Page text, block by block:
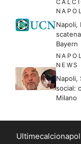
Napoli,
Bayern
NEWS
Napoli,
social:
Milano